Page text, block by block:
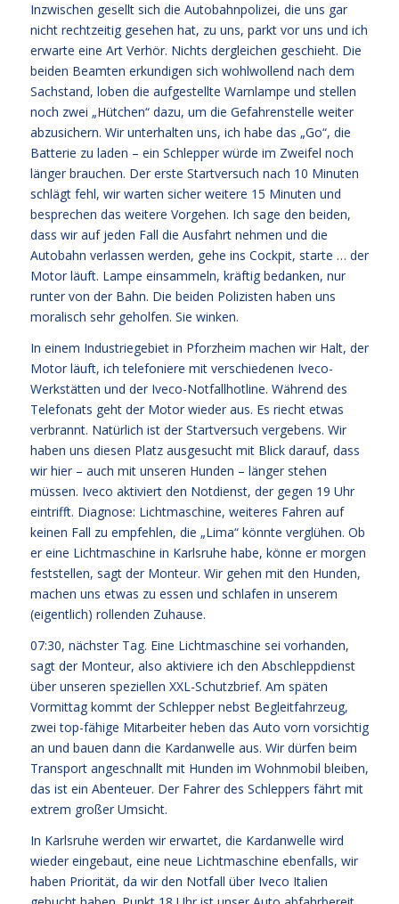
Inzwischen gesellt sich die Autobahnpolizei, die uns gar
nicht rechtzeitig gesehen hat, zu uns, parkt vor uns und ich
erwarte eine Art Verhör. Nichts dergleichen geschieht. Die
beiden Beamten erkundigen sich wohlwollend nach dem
Sachstand, loben die aufgestellte Warnlampe und stellen
noch zwei „Hütchen“ dazu, um die Gefahrenstelle weiter
abzusichern. Wir unterhalten uns, ich habe das „Go“, die
Batterie zu laden – ein Schlepper würde im Zweifel noch
länger brauchen. Der erste Startversuch nach 10 Minuten
schlägt fehl, wir warten sicher weitere 15 Minuten und
besprechen das weitere Vorgehen. Ich sage den beiden,
dass wir auf jeden Fall die Ausfahrt nehmen und die
Autobahn verlassen werden, gehe ins Cockpit, starte … der
Motor läuft. Lampe einsammeln, kräftig bedanken, nur
runter von der Bahn. Die beiden Polizisten haben uns
moralisch sehr geholfen. Sie winken.
In einem Industriegebiet in Pforzheim machen wir Halt, der
Motor läuft, ich telefoniere mit verschiedenen Iveco-
Werkstätten und der Iveco-Notfallhotline. Während des
Telefonats geht der Motor wieder aus. Es riecht etwas
verbrannt. Natürlich ist der Startversuch vergebens. Wir
haben uns diesen Platz ausgesucht mit Blick darauf, dass
wir hier – auch mit unseren Hunden – länger stehen
müssen. Iveco aktiviert den Notdienst, der gegen 19 Uhr
eintrifft. Diagnose: Lichtmaschine, weiteres Fahren auf
keinen Fall zu empfehlen, die „Lima“ könnte verglühen. Ob
er eine Lichtmaschine in Karlsruhe habe, könne er morgen
feststellen, sagt der Monteur. Wir gehen mit den Hunden,
machen uns etwas zu essen und schlafen in unserem
(eigentlich) rollenden Zuhause.
07:30, nächster Tag. Eine Lichtmaschine sei vorhanden,
sagt der Monteur, also aktiviere ich den Abschleppdienst
über unseren speziellen XXL-Schutzbrief. Am späten
Vormittag kommt der Schlepper nebst Begleitfahrzeug,
zwei top-fähige Mitarbeiter heben das Auto vorn vorsichtig
an und bauen dann die Kardanwelle aus. Wir dürfen beim
Transport angeschnallt mit Hunden im Wohnmobil bleiben,
das ist ein Abenteuer. Der Fahrer des Schleppers fährt mit
extrem großer Umsicht.
In Karlsruhe werden wir erwartet, die Kardanwelle wird
wieder eingebaut, eine neue Lichtmaschine ebenfalls, wir
haben Priorität, da wir den Notfall über Iveco Italien